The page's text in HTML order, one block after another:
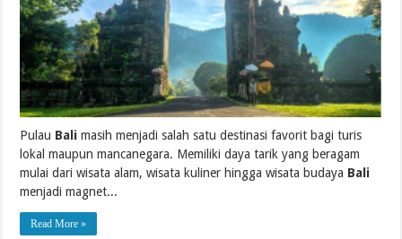
Pulau Bali masih menjadi salah satu destinasi favorit bagi turis
lokal maupun mancanegara. Memiliki daya tarik yang beragam
mulai dari wisata alam, wisata kuliner hingga wisata budaya Bali
menjadi magnet...
Read More »